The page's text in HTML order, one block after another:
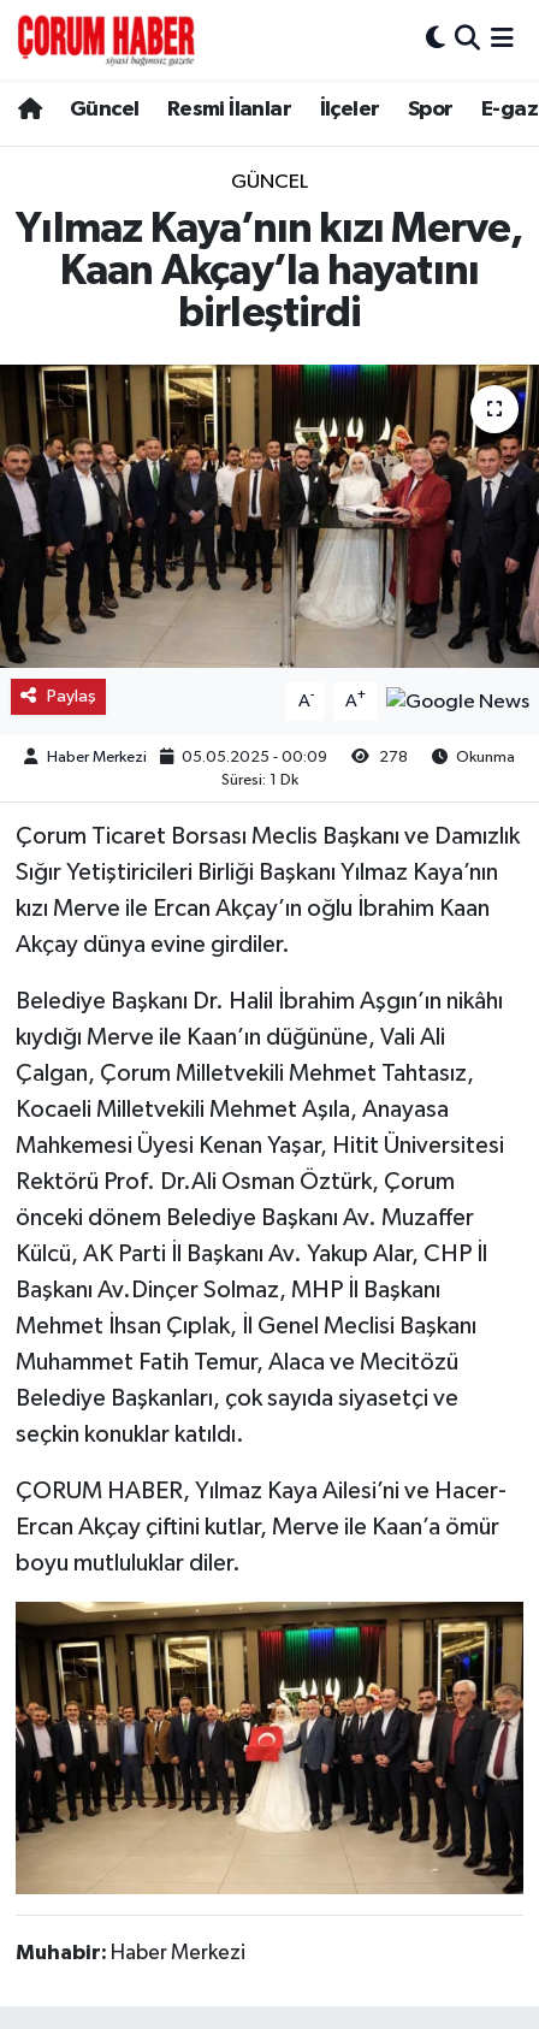
Güncel Resmi İlanlar İlçeler Spor E-
GÜNCEL
Yılmaz Kaya’nın kızı Merve,
Kaan Akçay’la hayatını
birleştirdi
Paylaş A- A+
Haber Merkezi 05.05.2025 - 00:09 278
Okunma
Süresi: 1 Dk
Çorum Ticaret Borsası Meclis Başkanı ve Damızlık
Sığır Yetiştiricileri Birliği Başkanı Yılmaz Kaya’nın
kızı Merve ile Ercan Akçay’ın oğlu İbrahim Kaan
Akçay dünya evine girdiler.
Belediye Başkanı Dr. Halil İbrahim Aşgın’ın nikâhı
kıydığı Merve ile Kaan’ın düğününe, Vali Ali
Çalgan, Çorum Milletvekili Mehmet Tahtasız,
Kocaeli Milletvekili Mehmet Aşıla, Anayasa
Mahkemesi Üyesi Kenan Yaşar, Hitit Üniversitesi
Rektörü Prof. Dr.Ali Osman Öztürk, Çorum
önceki dönem Belediye Başkanı Av. Muzaffer
Külcü, AK Parti İl Başkanı Av. Yakup Alar, CHP İl
Başkanı Av.Dinçer Solmaz, MHP İl Başkanı
Mehmet İhsan Çıplak, İl Genel Meclisi Başkanı
Muhammet Fatih Temur, Alaca ve Mecitözü
Belediye Başkanları, çok sayıda siyasetçi ve
seçkin konuklar katıldı.
ÇORUM HABER, Yılmaz Kaya Ailesi’ni ve Hacer-
Ercan Akçay çiftini kutlar, Merve ile Kaan’a ömür
boyu mutluluklar diler.
Muhabir: Haber Merkezi
Spor
Resmi İlanlar
Alaca
Boğazkale
Dodurga
İskilip
Kargı
Mecitözü
Oğuzlar
Ortaköy
Osmancık
Sungurlu
Uğurludağ
Sağlık
Hava Durumu
Çorum Namaz Vakitleri
Trafik Durumu
Süper Lig Puan Durumu ve Fikstür
Tüm Manşetler
Son Dakika Haberleri
Haber Arşivi